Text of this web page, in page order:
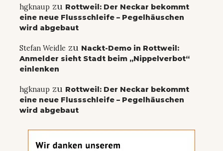
hgknaup zu Rottweil: Der Neckar bekommt
eine neue Flussschleife – Pegelhäuschen
wird abgebaut
Stefan Weidle zu Nackt-Demo in Rottweil:
Anmelder sieht Stadt beim „Nippelverbot“
einlenken
hgknaup zu Rottweil: Der Neckar bekommt
eine neue Flussschleife – Pegelhäuschen
wird abgebaut